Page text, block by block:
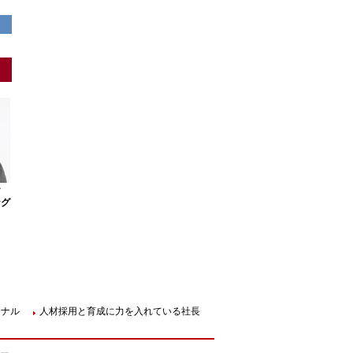
ル 人材採用と育成に力を入れている社長